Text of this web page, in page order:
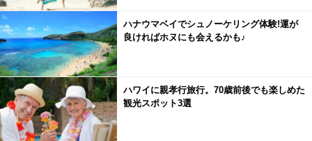
ハナウマベイでシュノーケリング体験!運が
良ければホヌにも会えるかも♪
ハワイに親孝行旅行。70歳前後でも楽しめた
観光スポット3選